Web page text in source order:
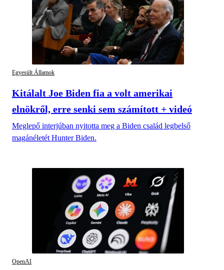
Egyesült Államok
Kitálalt Joe Biden fia a volt amerikai
elnökről, erre senki sem számított + videó
Meglepő interjúban nyitotta meg a Biden család legbelső
magánéletét Hunter Biden.
OpenAI